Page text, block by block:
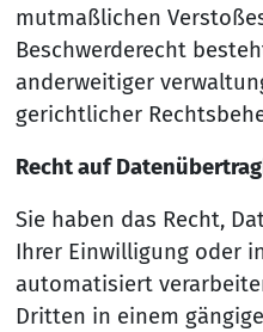
mutmaßlichen
Beschwerderecht
anderweitiger
gerichtlicher
Recht auf
Sie haben das Recht,
Ihrer Einwilligung oder
automatisiert
Dritten in einem